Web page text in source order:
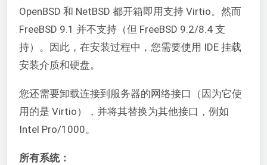
OpenBSD 和 NetBSD 都开箱即用支持 Virtio。然而
FreeBSD 9.1 并不支持（但 FreeBSD 9.2/8.4 支
持）。因此，在安装过程中，您需要使用 IDE 挂载
安装介质和硬盘。
您还需要卸载连接到服务器的网络接口（因为它使
用的是 Virtio），并将其替换为其他接口，例如
Intel Pro/1000。
所有系统：